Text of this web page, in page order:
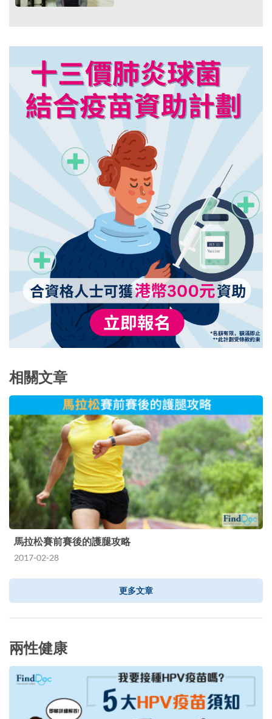
相關文章
馬拉松賽前賽後的護腿攻略
2017-02-28
更多文章
兩性健康